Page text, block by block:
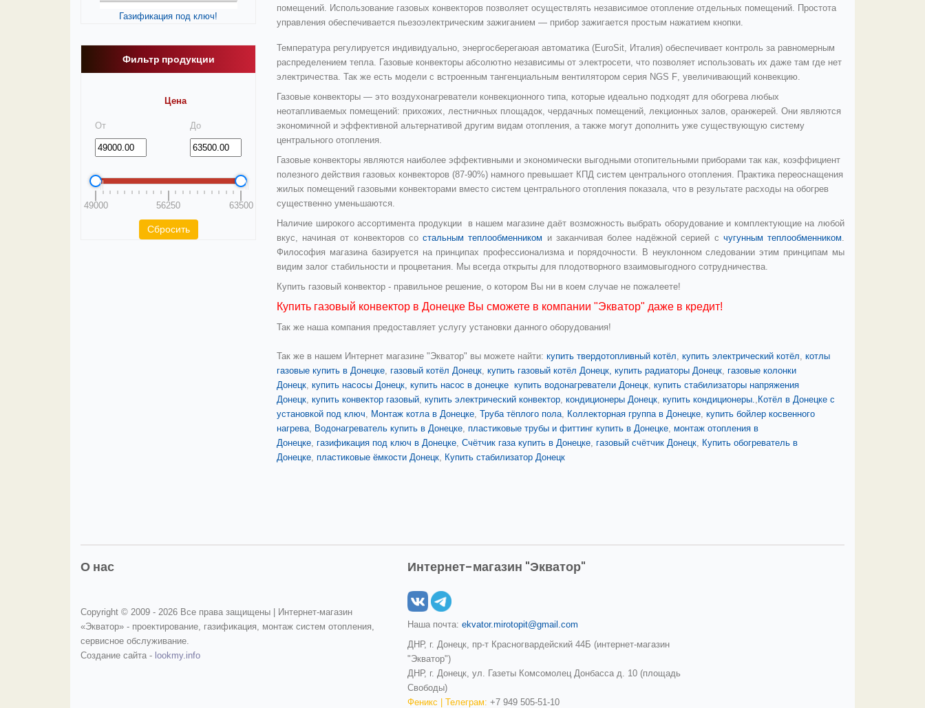
Газификация под ключ!
Фильтр продукции
Цена
От До
49000 56250 63500
помещений. Использование газовых конвекторов позволяет осуществлять независимое отопление отдельных помещений. Простота
управления обеспечивается пьезоэлектрическим зажиганием — прибор зажигается простым нажатием кнопки.
Температура регулируется индивидуально, энергосберегаюая автоматика (EuroSit, Италия) обеспечивает контроль за равномерным
распределением тепла. Газовые конвекторы абсолютно независимы от электросети, что позволяет использовать их даже там где нет
электричества. Так же есть модели с встроенным тангенциальным вентилятором серия NGS F, увеличивающий конвекцию.
Газовые конвекторы — это воздухонагреватели конвекционного типа, которые идеально подходят для обогрева любых
неотапливаемых помещений: прихожих, лестничных площадок, чердачных помещений, лекционных залов, оранжерей. Они являются
экономичной и эффективной альтернативой другим видам отопления, а также могут дополнить уже существующую систему
центрального отопления.
Газовые конвекторы являются наиболее эффективными и экономически выгодными отопительными приборами так как, коэффициент
полезного действия газовых конвекторов (87-90%) намного превышает КПД систем центрального отопления. Практика переоснащения
жилых помещений газовыми конвекторами вместо систем центрального отопления показала, что в результате расходы на обогрев
существенно уменьшаются.
Наличие широкого ассортимента продукции в нашем магазине даёт возможность выбрать оборудование и комплектующие на любой
вкус, начиная от конвекторов состальным теплообменником и заканчивая более надёжной серией с чугунным теплообменником.
Философия магазина базируется на принципах профессионализма и порядочности. В неуклонном следовании этим принципам мы
видим залог стабильности и процветания. Мы всегда открыты для плодотворного взаимовыгодного сотрудничества.
Купить газовый конвектор - правильное решение, о котором Вы ни в коем случае не пожалеете!
Купить газовый конвектор в Донецке Вы сможете в компании "Экватор" даже в кредит!
Так же наша компания предоставляет услугу установки данного оборудования!
Так же в нашем Интернет магазине "Экватор" вы можете найти: купить твердотопливный котёл, купить электрический котёл, котлы
газовые купить в Донецке, газовый котёл Донецк, купить газовый котёл Донецк, купить радиаторы Донецк, газовые колонки
Донецк, купить насосы Донецк, купить насос в донецке купить водонагреватели Донецк, купить стабилизаторы напряжения
Донецк, купить конвектор газовый, купить электрический конвектор, кондиционеры Донецк, купить кондиционеры., Котёл в Донецке с
установкой под ключ, Монтаж котла в Донецке, Труба тёплого пола, Коллекторная группа в Донецке, купить бойлер косвенного
нагрева, Водонагреватель купить в Донецке, пластиковые трубы и фиттинг купить в Донецке, монтаж отопления в
Донецке, газификация под ключ в Донецке, Счётчик газа купить в Донецке, газовый счётчик Донецк, Купить обогреватель в
Донецке, пластиковые ёмкости Донецк, Купить стабилизатор Донецк
О нас
Copyright © 2009 - 2026 Все права защищены | Интернет-магазин
«Экватор» - проектирование, газификация, монтаж систем отопления,
сервисное обслуживание.
Создание сайта - lookmy.info
Интернет-магазин "Экватор"
Наша почта: ekvator.mirotopit@gmail.com
ДНР, г. Донецк, пр-т Красногвардейский 44Б (интернет-магазин
"Экватор")
ДНР, г. Донецк, ул. Газеты Комсомолец Донбасса д. 10 (площадь
Свободы)
Феникс | Телеграм: +7 949 505-51-10